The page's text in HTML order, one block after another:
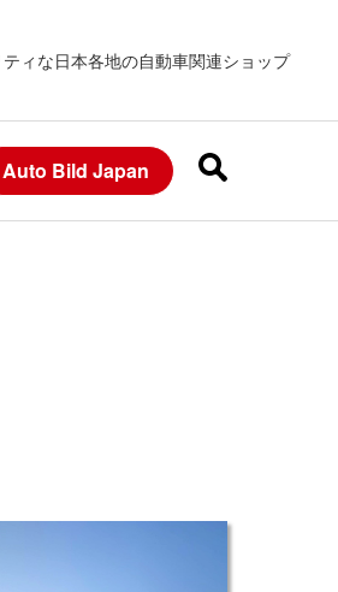
ィな日本各地の自動車関連ショップ
Auto Bild Japan